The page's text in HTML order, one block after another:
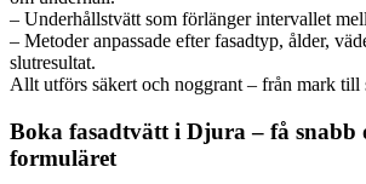
– Underhållstvätt som förlänger intervallet
– Metoder anpassade efter fasadtyp, ålder,
slutresultat.
Allt utförs säkert och noggrant – från mark till
Boka fasadtvätt i Djura – få snabb
formuläret